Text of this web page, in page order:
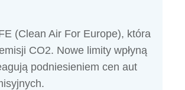
(Clean Air For Europe), która
CO2. Nowe limity wpłyną
podniesieniem cen aut